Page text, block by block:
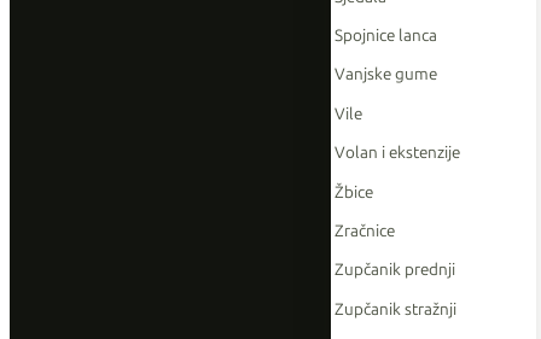
Spojnice lanca
Vanjske gume
Vile
Volan i ekstenzije
Žbice
Zračnice
Zupčanik prednji
Zupčanik stražnji